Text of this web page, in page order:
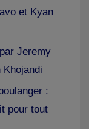
et Kyan
Jeremy
:
pour tout